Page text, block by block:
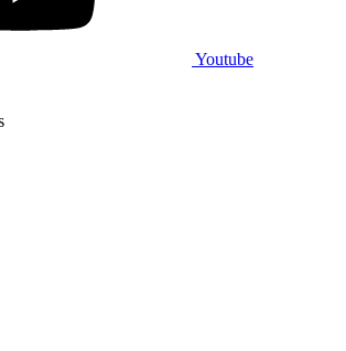
Youtube